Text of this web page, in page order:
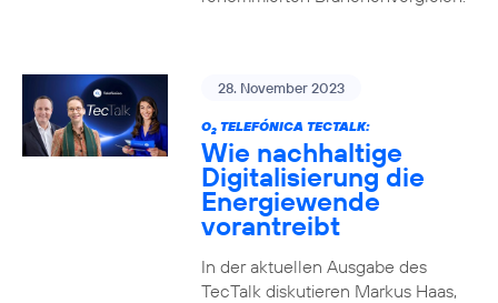
28. November 2023
O2TELEFÓNICA TECTALK:
Wie nachhaltige
Digitalisierung die
Energiewende
vorantreibt
In der aktuellen Ausgabe des
TecTalk diskutieren Markus Haas,